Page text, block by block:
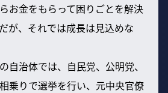
お金をもらって困りごとを解決
が、それでは成長は見込めな
自治体では、自民党、公明党、
乗りで選挙を行い、元中央官僚